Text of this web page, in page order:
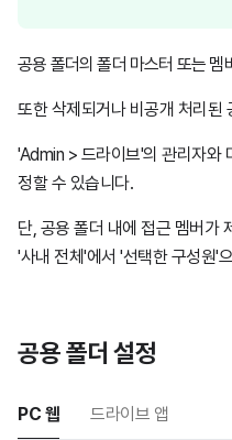
공용 폴더의 폴더 마스터 또는 멤
또한 삭제되거나 비공개 처리된
'Admin > 드라이브'의 관리자와
정할 수 있습니다.
단, 공용 폴더 내에 접근 멤버가
'사내 전체'에서 '선택한 구성원'
공용 폴더 설정
PC 웹 드라이브 앱